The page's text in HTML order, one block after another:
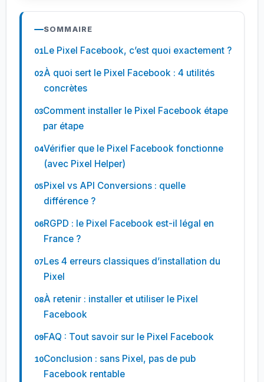
SOMMAIRE
Le Pixel Facebook, c’est quoi exactement ?
À quoi sert le Pixel Facebook : 4 utilités
concrètes
Comment installer le Pixel Facebook étape
par étape
Vérifier que le Pixel Facebook fonctionne
(avec Pixel Helper)
Pixel vs API Conversions : quelle
différence ?
RGPD : le Pixel Facebook est-il légal en
France ?
Les 4 erreurs classiques d’installation du
Pixel
À retenir : installer et utiliser le Pixel
Facebook
FAQ : Tout savoir sur le Pixel Facebook
Conclusion : sans Pixel, pas de pub
Facebook rentable